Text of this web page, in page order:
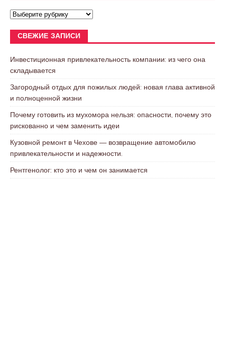
СВЕЖИЕ ЗАПИСИ
Инвестиционная привлекательность компании: из чего она
складывается
Загородный отдых для пожилых людей: новая глава активной
и полноценной жизни
Почему готовить из мухомора нельзя: опасности, почему это
рискованно и чем заменить идеи
Кузовной ремонт в Чехове — возвращение автомобилю
привлекательности и надежности.
Рентгенолог: кто это и чем он занимается